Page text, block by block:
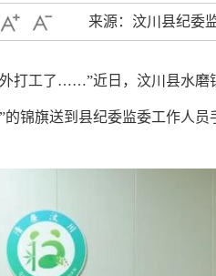
来源：汶川县纪委
打工了……”近日，汶川县水磨
锦旗送到县纪委监委工作人